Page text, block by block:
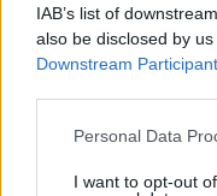
IAB’s list of
also be disclosed by
Downstream
Please note that this
not limited to your visit
Personal Data
I want to opt-out
07.08.2026, 07:58